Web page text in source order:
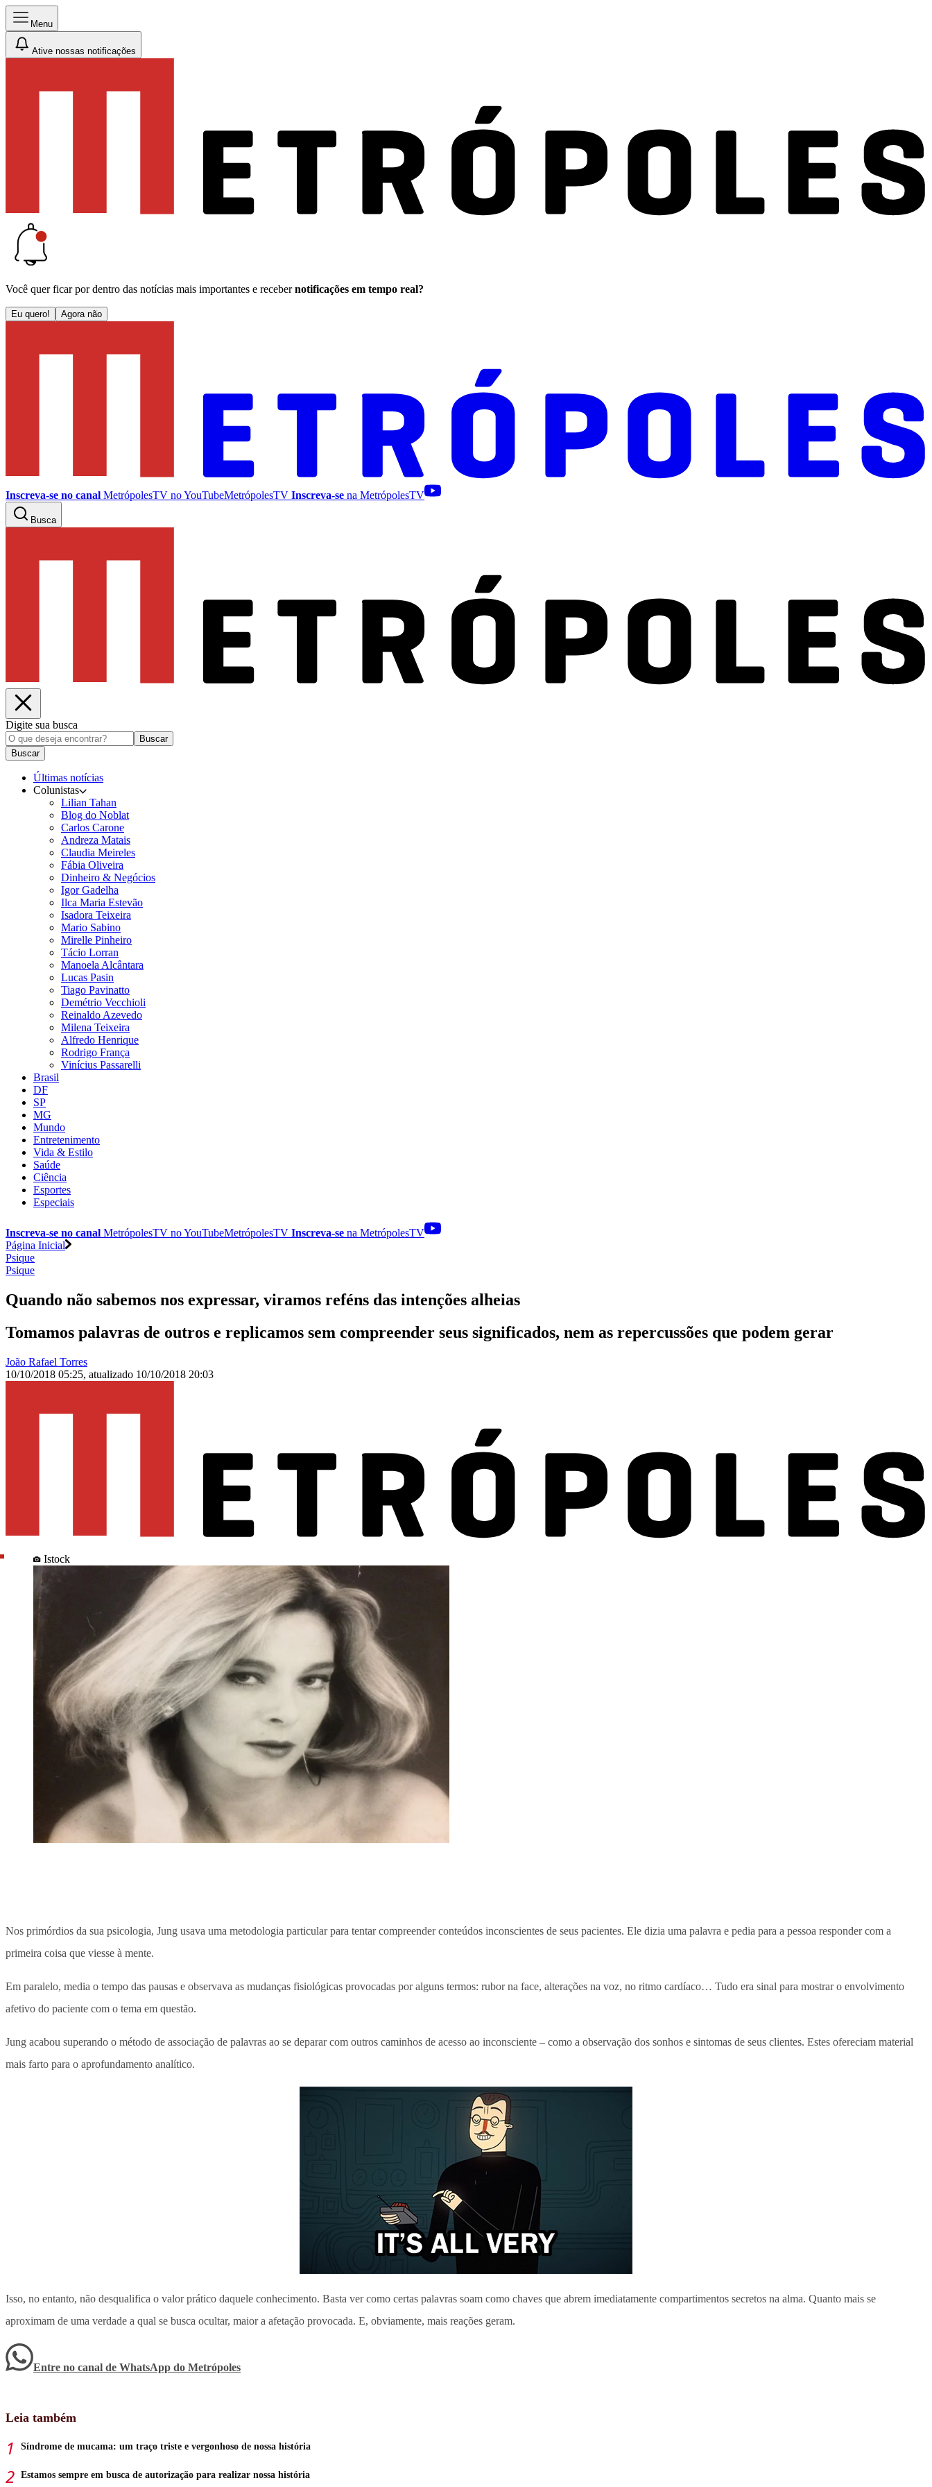
Menu
Ative nossas notificações
Você quer ficar por dentro das notícias mais importantes e receber notificações em tempo real?
Eu quero! Agora não
Inscreva-se no canal MetrópolesTV noYouTubeMetrópolesTV Inscreva-se na MetrópolesTV
Busca
Digite sua busca
Buscar
Buscar
Últimas notícias
Colunistas
Lilian Tahan
Blog do Noblat
Carlos Carone
Andreza Matais
Claudia Meireles
Fábia Oliveira
Dinheiro & Negócios
Igor Gadelha
Ilca Maria Estevão
Isadora Teixeira
Mario Sabino
Mirelle Pinheiro
Tácio Lorran
Manoela Alcântara
Lucas Pasin
Tiago Pavinatto
Demétrio Vecchioli
Reinaldo Azevedo
Milena Teixeira
Alfredo Henrique
Rodrigo França
Vinícius Passarelli
Brasil
DF
SP
MG
Mundo
Entretenimento
Vida & Estilo
Saúde
Ciência
Esportes
Especiais
Inscreva-se no canal MetrópolesTV noYouTubeMetrópolesTV Inscreva-se na MetrópolesTV
Página Inicial
Psique
Psique
Quando não sabemos nos expressar, viramos reféns das intenções alheias
Tomamos palavras de outros e replicamos sem compreender seus significados, nem as repercussões que podem gerar
João Rafael Torres
10/10/2018 05:25, atualizado 10/10/2018 20:03
Istock
Nos primórdios da sua psicologia, Jung usava uma metodologia particular para tentar compreender conteúdos inconscientes de seus pacientes. Ele dizia uma palavra e pedia para a pessoa responder com a
primeira coisa que viesse à mente.
Em paralelo, media o tempo das pausas e observava as mudanças fisiológicas provocadas por alguns termos: rubor na face, alterações na voz, no ritmo cardíaco… Tudo era sinal para mostrar o envolvimento
afetivo do paciente com o tema em questão.
Jung acabou superando o método de associação de palavras ao se deparar com outros caminhos de acesso ao inconsciente – como a observação dos sonhos e sintomas de seus clientes. Estes ofereciam material
mais farto para o aprofundamento analítico.
Isso, no entanto, não desqualifica o valor prático daquele conhecimento. Basta ver como certas palavras soam como chaves que abrem imediatamente compartimentos secretos na alma. Quanto mais se
aproximam de uma verdade a qual se busca ocultar, maior a afetação provocada. E, obviamente, mais reações geram.
Entre no canal de WhatsApp do Metrópoles
Leia também
Síndrome de mucama: um traço triste e vergonhoso de nossa história
Estamos sempre em busca de autorização para realizar nossa história